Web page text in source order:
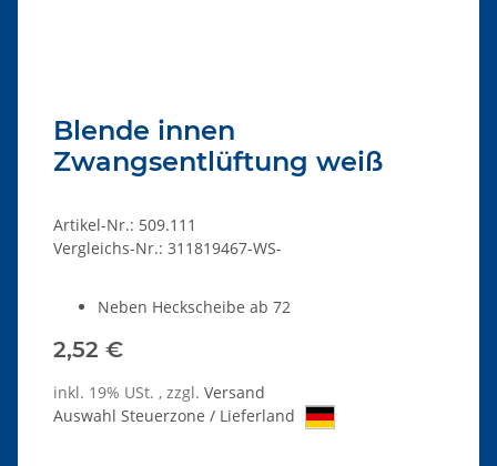
Blende innen
Zwangsentlüftung weiß
Artikel-Nr.: 509.111
Vergleichs-Nr.: 311819467-WS-
Neben Heckscheibe ab 72
2,52 €
inkl. 19% USt. , zzgl. Versand
Auswahl Steuerzone / Lieferland